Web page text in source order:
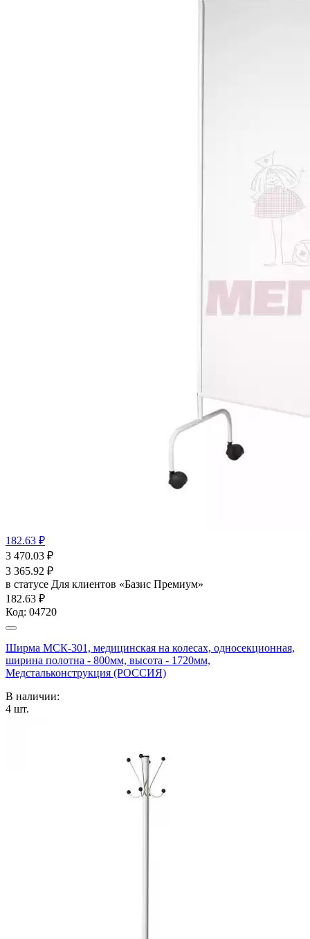
182.63 ₽
3 470.03 ₽
3 365.92 ₽
в статусе Для клиентов «Базис Премиум»
182.63 ₽
Код: 04720
Ширма МСК-301, медицинская на колесах, односекционная,
ширина полотна - 800мм, высота - 1720мм,
Медстальконструкция (РОССИЯ)
В наличии:
4 шт.